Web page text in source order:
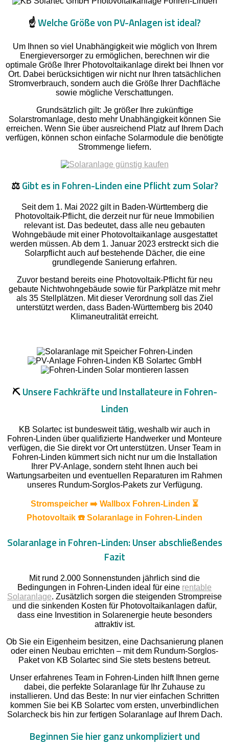
☝️Welche Größe von PV-Anlagen ist ideal?
Um Ihnen so viel Unabhängigkeit wie möglich von Ihrem
Energieversorger zu ermöglichen, berechnen wir die
optimale Größe Ihrer Photovoltaikanlage direkt bei Ihnen vor
Ort. Dabei berücksichtigen wir nicht nur Ihren tatsächlichen
Stromverbrauch, sondern auch die Größe Ihrer Dachfläche
sowie mögliche Verschattungen.
Grundsätzlich gilt: Je größer Ihre zukünftige
Solarstromanlage, desto mehr Unabhängigkeit können Sie
erreichen. Wenn Sie über ausreichend Platz auf Ihrem Dach
verfügen, können schon einfache Solarmodule die benötigte
Strommenge liefern.
⚖️Gibt es in Fohren-Linden eine Pflicht zum Solar?
Seit dem 1. Mai 2022 gilt in Baden-Württemberg die
Photovoltaik-Pflicht, die derzeit nur für neue Immobilien
relevant ist. Das bedeutet, dass alle neu gebauten
Wohngebäude mit einer Photovoltaikanlage ausgestattet
werden müssen. Ab dem 1. Januar 2023 erstreckt sich die
Solarpflicht auch auf bestehende Dächer, die eine
grundlegende Sanierung erfahren.
Zuvor bestand bereits eine Photovoltaik-Pflicht für neu
gebaute Nichtwohngebäude sowie für Parkplätze mit mehr
als 35 Stellplätzen. Mit dieser Verordnung soll das Ziel
unterstützt werden, dass Baden-Württemberg bis 2040
Klimaneutralität erreicht.
⛏️Unsere Fachkräfte und Installateure in Fohren-
Linden
KB Solartec ist bundesweit tätig, weshalb wir auch in
Fohren-Linden über qualifizierte Handwerker und Monteure
verfügen, die Sie direkt vor Ort unterstützen. Unser Team in
Fohren-Linden kümmert sich nicht nur um die Installation
Ihrer PV-Anlage, sondern steht Ihnen auch bei
Wartungsarbeiten und eventuellen Reparaturen im Rahmen
unseres Rundum-Sorglos-Pakets zur Verfügung.
Stromspeicher ➡️ Wallbox Fohren-Linden ⏳
Photovoltaik ☎️ Solaranlage in Fohren-Linden
Solaranlage in Fohren-Linden: Unser abschließendes
Fazit
Mit rund 2.000 Sonnenstunden jährlich sind die
Bedingungen in Fohren-Linden ideal für eine rentable
Solaranlage. Zusätzlich sorgen die steigenden Strompreise
und die sinkenden Kosten für Photovoltaikanlagen dafür,
dass eine Investition in Solarenergie heute besonders
attraktiv ist.
Ob Sie ein Eigenheim besitzen, eine Dachsanierung planen
oder einen Neubau errichten – mit dem Rundum-Sorglos-
Paket von KB Solartec sind Sie stets bestens betreut.
Unser erfahrenes Team in Fohren-Linden hilft Ihnen gerne
dabei, die perfekte Solaranlage für Ihr Zuhause zu
installieren. Und das Beste: In nur vier einfachen Schritten
kommen Sie bei KB Solartec vom ersten, unverbindlichen
Solarcheck bis hin zur fertigen Solaranlage auf Ihrem Dach.
Beginnen Sie hier ganz unkompliziert und